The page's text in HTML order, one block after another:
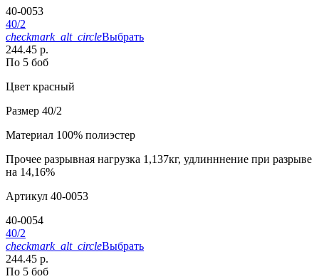
40-0053
40/2
checkmark_alt_circleВыбрать
244.45 р.
По 5 боб
Цвет красный
Размер 40/2
Материал 100% полиэстер
Прочее разрывная нагрузка 1,137кг, удлинннение при разрыве
на 14,16%
Артикул 40-0053
40-0054
40/2
checkmark_alt_circleВыбрать
244.45 р.
По 5 боб